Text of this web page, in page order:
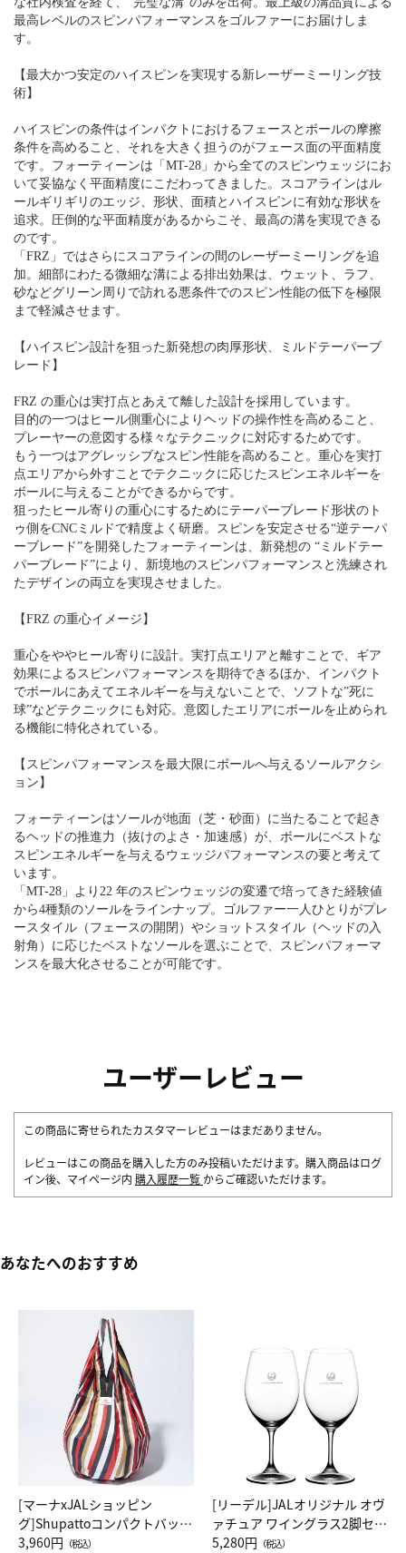
最高レベルのスピンパフォーマンスをゴルファーにお届けしま
す。
【最大かつ安定のハイスピンを実現する新レーザーミーリング技
術】
ハイスピンの条件はインパクトにおけるフェースとボールの摩擦
条件を高めること、それを大きく担うのがフェース面の平面精度
です。フォーティーンは「MT-28」から全てのスピンウェッジにお
いて妥協なく平面精度にこだわってきました。スコアラインはル
ールギリギリのエッジ、形状、面積とハイスピンに有効な形状を
追求。圧倒的な平面精度があるからこそ、最高の溝を実現できる
のです。
「FRZ」ではさらにスコアラインの間のレーザーミーリングを追
加。細部にわたる微細な溝による排出効果は、ウェット、ラフ、
砂などグリーン周りで訪れる悪条件でのスピン性能の低下を極限
まで軽減させます。
【ハイスピン設計を狙った新発想の肉厚形状、ミルドテーパーブ
レード】
FRZ の重心は実打点とあえて離した設計を採用しています。
目的の一つはヒール側重心によりヘッドの操作性を高めること、
プレーヤーの意図する様々なテクニックに対応するためです。
もう一つはアグレッシブなスピン性能を高めること。重心を実打
点エリアから外すことでテクニックに応じたスピンエネルギーを
ボールに与えることができるからです。
狙ったヒール寄りの重心にするためにテーパーブレード形状のト
ゥ側をCNCミルドで精度よく研磨。スピンを安定させる“逆テーパ
ーブレード”を開発したフォーティーンは、新発想の “ミルドテー
パーブレード”により、新境地のスピンパフォーマンスと洗練され
たデザインの両立を実現させました。
【FRZ の重心イメージ】
重心をややヒール寄りに設計。実打点エリアと離すことで、ギア
効果によるスピンパフォーマンスを期待できるほか、インパクト
でボールにあえてエネルギーを与えないことで、ソフトな”死に
球”などテクニックにも対応。意図したエリアにボールを止められ
る機能に特化されている。
【スピンパフォーマンスを最大限にボールへ与えるソールアクシ
ョン】
フォーティーンはソールが地面（芝・砂面）に当たることで起き
るヘッドの推進力（抜けのよさ・加速感）が、ボールにベストな
スピンエネルギーを与えるウェッジパフォーマンスの要と考えて
います。
「MT-28」より22 年のスピンウェッジの変遷で培ってきた経験値
から4種類のソールをラインナップ。ゴルファー一人ひとりがプレ
ースタイル（フェースの開閉）やショットスタイル（ヘッドの入
射角）に応じたベストなソールを選ぶことで、スピンパフォーマ
ンスを最大化させることが可能です。
ユーザーレビュー
この商品に寄せられたカスタマーレビューはまだありません。
レビューはこの商品を購入した方のみ投稿いただけます。購入商品はログ
イン後、マイページ内 購入履歴一覧 からご確認いただけます。
あなたへのおすすめ
[マーナxJALショッピン
グ]Shupattoコンパクトバッグ
Drop JAL客室乗務員（LC）ス
3,960円 （税込）
[リーデル]JALオリジナル オヴ
ァチュア ワイングラス2脚セッ
ト（レッドワイン）
5,280円 （税込）